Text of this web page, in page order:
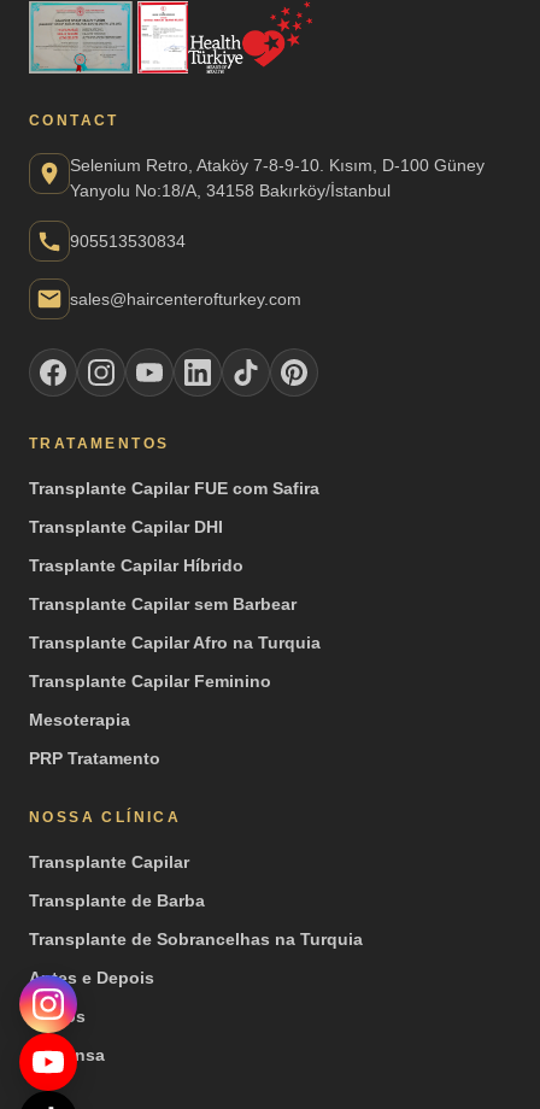
CONTACT
Selenium Retro, Ataköy 7-8-9-10. Kısım, D-100 Güney
Yanyolu No:18/A, 34158 Bakırköy/İstanbul
905513530834
sales@haircenterofturkey.com
TRATAMENTOS
Transplante Capilar FUE com Safira
Transplante Capilar DHI
Trasplante Capilar Híbrido
Transplante Capilar sem Barbear
Transplante Capilar Afro na Turquia
Transplante Capilar Feminino
Mesoterapia
PRP Tratamento
NOSSA CLÍNICA
Transplante Capilar
Transplante de Barba
Transplante de Sobrancelhas na Turquia
Antes e Depois
Vídeos
Imprensa